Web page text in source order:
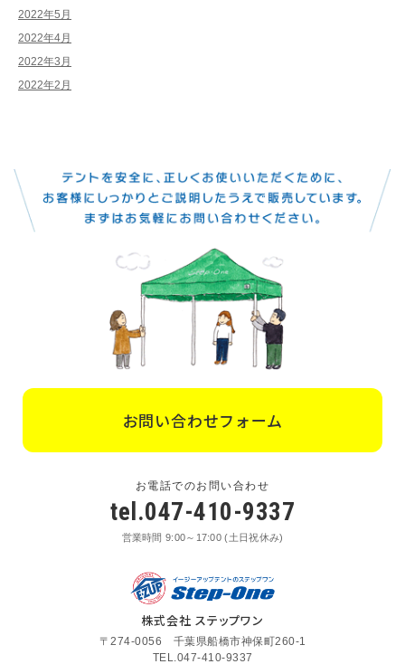
2022年5月
2022年4月
2022年3月
2022年2月
お問い合わせフォーム
お電話でのお問い合わせ
tel.047-410-9337
営業時間 9:00～17:00 (土日祝休み)
株式会社 ステップワン
〒274-0056 千葉県船橋市神保町260-1
TEL.047-410-9337